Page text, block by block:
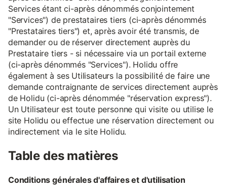
Services étant ci-après dénommés conjointement
"Services") de prestataires tiers (ci-après dénommés
"Prestataires tiers") et, après avoir été transmis, de
demander ou de réserver directement auprès du
Prestataire tiers - si nécessaire via un portail externe
(ci-après dénommés "Services"). Holidu offre
également à ses Utilisateurs la possibilité de faire une
demande contraignante de services directement auprès
de Holidu (ci-après dénommée "réservation express").
Un Utilisateur est toute personne qui visite ou utilise le
site Holidu ou effectue une réservation directement ou
indirectement via le site Holidu.
Table des matières
Conditions générales d'affaires et d'utilisation